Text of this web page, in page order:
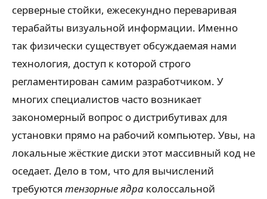
серверные стойки, ежесекундно переваривая
терабайты визуальной информации. Именно
так физически существует обсуждаемая нами
технология, доступ к которой строго
регламентирован самим разработчиком. У
многих специалистов часто возникает
закономерный вопрос о дистрибутивах для
установки прямо на рабочий компьютер. Увы, на
локальные жёсткие диски этот массивный код не
оседает. Дело в том, что для вычислений
требуются тензорные ядра колоссальной